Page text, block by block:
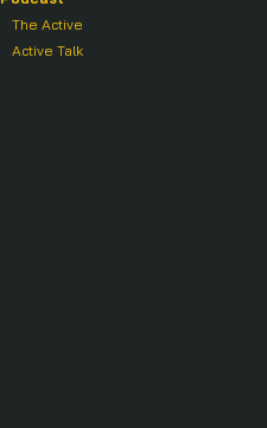
The Active
Active Talk